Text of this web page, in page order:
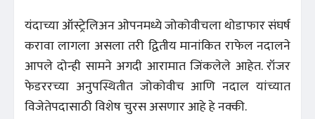
यंदाच्या ऑस्ट्रेलिअन ओपनमध्ये जोकोवीचला थोडाफार संघर्ष
करावा लागला असला तरी द्वितीय मानांकित राफेल नदालने
आपले दोन्ही सामने अगदी आरामात जिंकलेले आहेत. रॉजर
फेडररच्या अनुपस्थितीत जोकोवीच आणि नदाल यांच्यात
विजेतेपदासाठी विशेष चुरस असणार आहे हे नक्की.